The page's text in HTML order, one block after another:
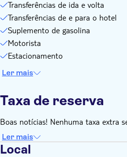
Transferências de ida e volta
Transferências de e para o hotel
Suplemento de gasolina
Motorista
Estacionamento
Ler mais
Taxa de reserva
Boas notícias! Nenhuma taxa extra
Ler mais
Local